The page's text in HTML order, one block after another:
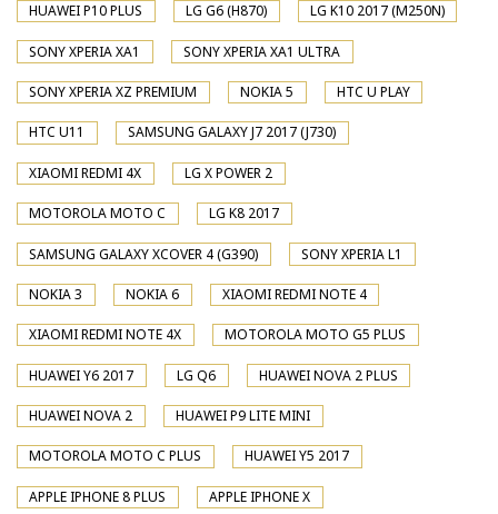
HUAWEI P10 PLUS LG G6 (H870) LG K10 2017 (M250N)
SONY XPERIA XA1 SONY XPERIA XA1 ULTRA
SONY XPERIA XZ PREMIUM NOKIA 5 HTC U PLAY
HTC U11 SAMSUNG GALAXY J7 2017 (J730)
XIAOMI REDMI 4X LG X POWER 2
MOTOROLA MOTO C LG K8 2017
SAMSUNG GALAXY XCOVER 4 (G390) SONY XPERIA L1
NOKIA 3 NOKIA 6 XIAOMI REDMI NOTE 4
XIAOMI REDMI NOTE 4X MOTOROLA MOTO G5 PLUS
HUAWEI Y6 2017 LG Q6 HUAWEI NOVA 2 PLUS
HUAWEI NOVA 2 HUAWEI P9 LITE MINI
MOTOROLA MOTO C PLUS HUAWEI Y5 2017
APPLE IPHONE 8 PLUS APPLE IPHONE X